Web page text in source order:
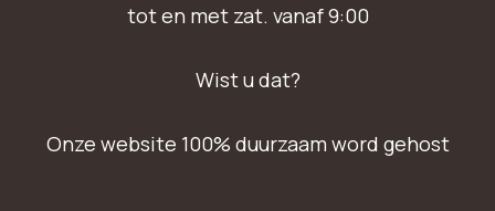
tot en met zat. vanaf 9:00
Wist u dat?
Onze website 100% duurzaam word gehost